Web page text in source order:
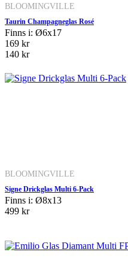
BLOOMINGVILLE
Taurin Champagneglas Rosé
Finns i: Ø6x17
169 kr
140 kr
BLOOMINGVILLE
Signe Drickglas Multi 6-Pack
Finns i: Ø8x13
499 kr